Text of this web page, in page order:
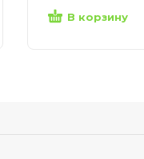
В корзину